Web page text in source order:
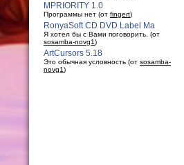
MPRIORITY 1.0
Программы нет (от fingert)
RonyaSoft CD DVD Label Ma
Я хотел бы с Вами поговорить. (от
sosamba-novg1)
ArtCursors 5.18
Это обычная условность (от sosamba-
novg1)